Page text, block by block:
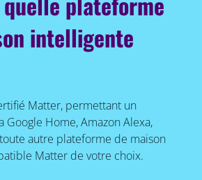
intelligente
Matter, permettant un
Google Home, Amazon Alexa,
autre plateforme de maison
Matter de votre choix.